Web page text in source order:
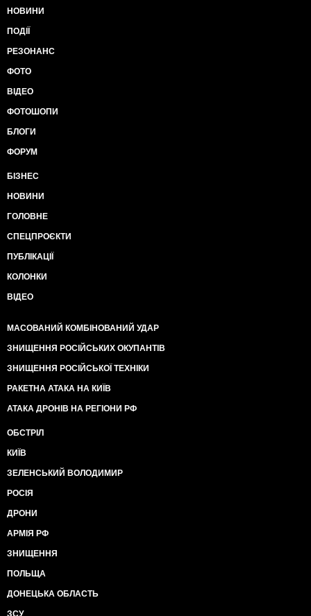
НОВИНИ
ПОДІЇ
РЕЗОНАНС
ФОТО
ВІДЕО
ФОТОШОПИ
БЛОГИ
ФОРУМ
БІЗНЕС
НОВИНИ
ГОЛОВНЕ
СПЕЦПРОЄКТИ
ПУБЛІКАЦІЇ
КОЛОНКИ
ВІДЕО
МАСОВАНИЙ КОМБІНОВАНИЙ УДАР
ЗНИЩЕННЯ РОСІЙСЬКИХ ОКУПАНТІВ
ЗНИЩЕННЯ РОСІЙСЬКОЇ ТЕХНІКИ
РАКЕТНА АТАКА НА КИЇВ
АТАКА ДРОНІВ НА РЕГІОНИ РФ
ОБСТРІЛ
КИЇВ
ЗЕЛЕНСЬКИЙ ВОЛОДИМИР
РОСІЯ
ДРОНИ
АРМІЯ РФ
ЗНИЩЕННЯ
ПОЛЬЩА
ДОНЕЦЬКА ОБЛАСТЬ
ЗСУ